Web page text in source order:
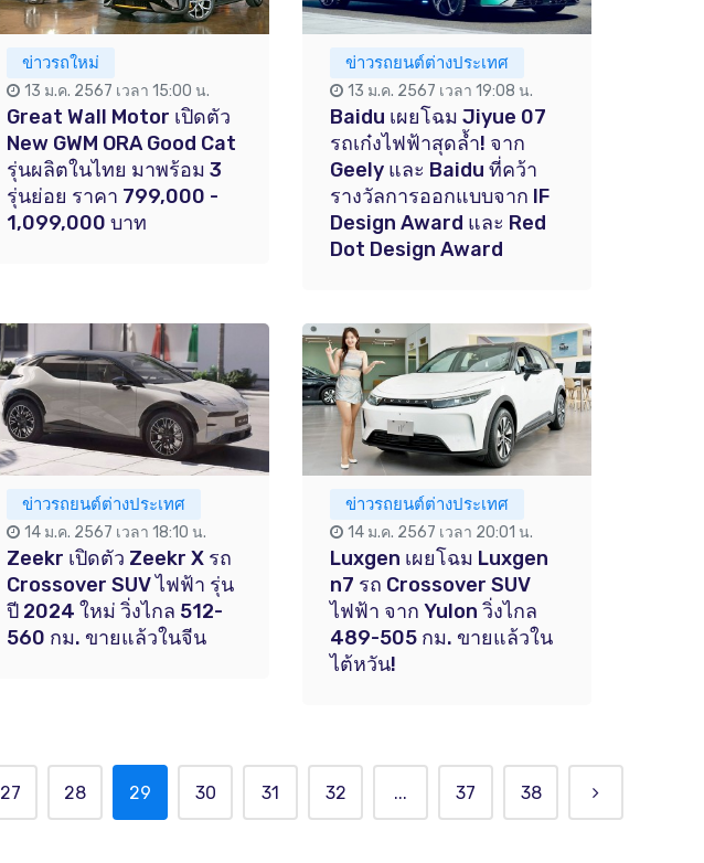
ข่าวรถใหม่
13 ม.ค. 2567 เวลา 15:00 น.
Great Wall Motor เปิดตัว
New GWM ORA Good Cat
รุ่นผลิตในไทย มาพร้อม 3
รุ่นย่อย ราคา 799,000 -
1,099,000 บาท
ข่าวรถยนต์ต่างประเทศ
13 ม.ค. 2567 เวลา 19:08 น.
Baidu เผยโฉม Jiyue 07
รถเก๋งไฟฟ้าสุดล้ำ! จาก
Geely และ Baidu ที่คว้า
รางวัลการออกแบบจาก IF
Design Award และ Red
Dot Design Award
ข่าวรถยนต์ต่างประเทศ
14 ม.ค. 2567 เวลา 18:10 น.
Zeekr เปิดตัว Zeekr X รถ
Crossover SUV ไฟฟ้า รุ่น
ปี 2024 ใหม่ วิ่งไกล 512-
560 กม. ขายแล้วในจีน
ข่าวรถยนต์ต่างประเทศ
14 ม.ค. 2567 เวลา 20:01 น.
Luxgen เผยโฉม Luxgen
n7 รถ Crossover SUV
ไฟฟ้า จาก Yulon วิ่งไกล
489-505 กม. ขายแล้วใน
ไต้หวัน!
27 28 29 30 31 32 ... 37 38